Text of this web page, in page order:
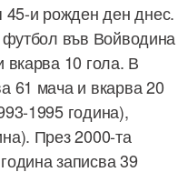
45-и рожден ден днес.
във Войводина
вкарва 10 гола. В
61 мача и вкарва 20
1995 година),
През 2000-та
записва 39